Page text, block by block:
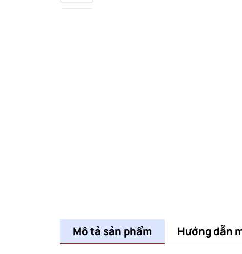
Mô tả sản phẩm Hướng dẫn